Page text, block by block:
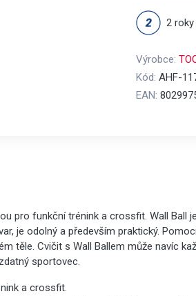
2
Výrobce:
Kód: AHF-
EAN:
pro funkční trénink a crossfit. Wall Ball
je odolný a především praktický.
těle. Cvičit s Wall Ballem může navíc
sportovec.
a crossfit.